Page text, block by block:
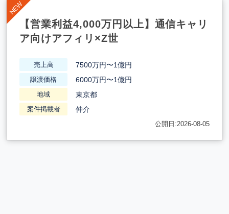
【営業利益4,000万円以上】通信キャリ
ア向けアフィリ×Z世
売上高 7500万円〜1億円
譲渡価格 6000万円〜1億円
地域 東京都
案件掲載者 仲介
公開日:2026-08-05